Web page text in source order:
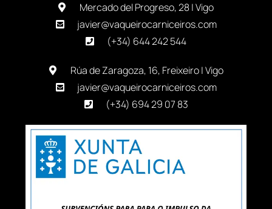
Mercado del Progreso, 28 | Vigo
javier@vaqueirocarniceiros.com
(+34) 644 242 544
Rúa de Zaragoza, 16, Freixeiro | Vigo
javier@vaqueirocarniceiros.com
(+34) 694 29 07 83